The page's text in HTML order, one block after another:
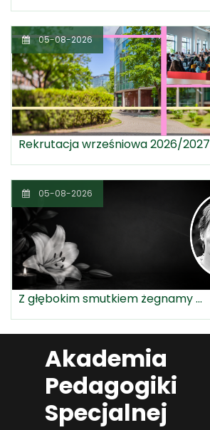
05-08-2026
Rekrutacja wrześniowa 2026/2027
05-08-2026
Z głębokim smutkiem żegnamy ...
Akademia
Pedagogiki
Specjalnej